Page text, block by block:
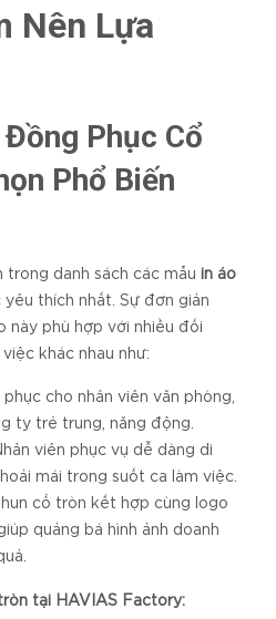
Nên Lựa
Phục Cổ
Phổ Biến
trong danh sách các mẫu in áo
yêu thích nhất. Sự đơn giản
này phù hợp với nhiều đối
khác nhau như:
cho nhân viên văn phòng,
ty trẻ trung, năng động.
viên phục vụ dễ dàng di
mái trong suốt ca làm việc.
cổ tròn kết hợp cùng logo
quảng bá hình ảnh doanh
tại HAVIAS Factory: